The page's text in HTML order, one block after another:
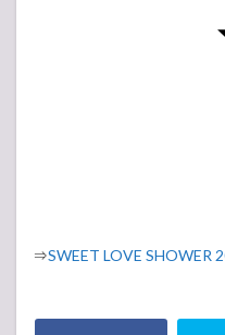
⇒SWEET LOVE SHOWER